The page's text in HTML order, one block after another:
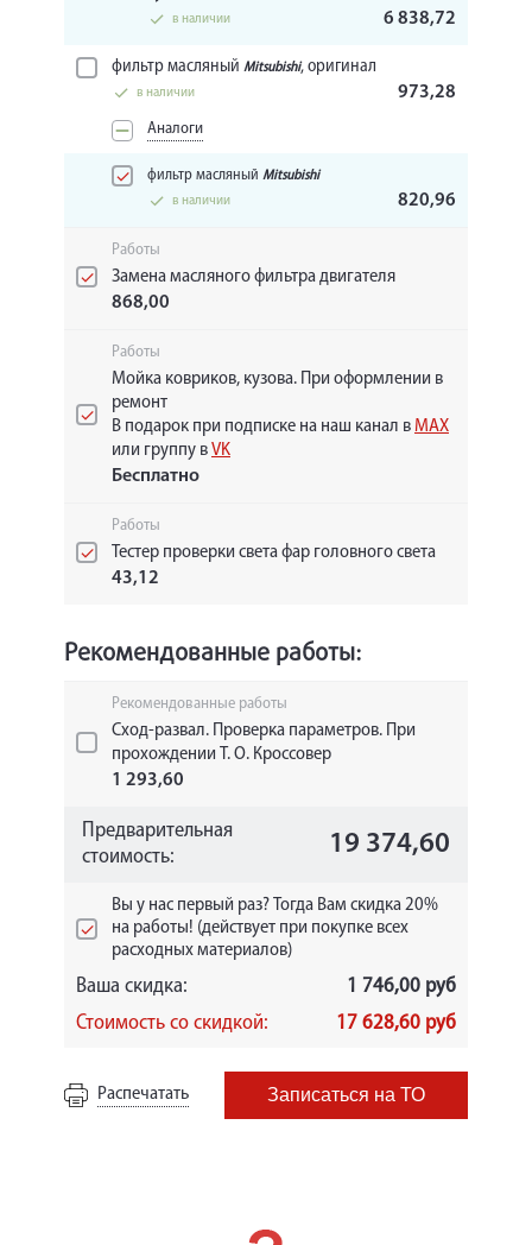
в наличии
6 838,72
фильтр масляный Mitsubishi, оригинал
в наличии 973,28
Аналоги
фильтр масляный Mitsubishi
в наличии
820,96
Работы
Замена масляного фильтра двигателя
868,00
Работы
Мойка ковриков, кузова. При оформлении в
ремонт
В подарок при подписке на наш канал вMAX
или группу вVK
Бесплатно
Работы
Тестер проверки света фар головного света
43,12
Рекомендованные работы:
Рекомендованные работы
Сход-развал. Проверка параметров. При
прохождении Т. О. Кроссовер
1 293,60
Предварительная
стоимость:
19 374,60
Вы у нас первый раз? Тогда Вам скидка 20%
на работы! (действует при покупке всех
расходных материалов)
Ваша скидка:
1 746,00 руб
Стоимость со скидкой:
17 628,60 руб
Распечатать Записаться на ТО